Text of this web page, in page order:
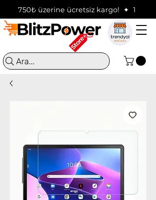
750₺ üzerine ücretsiz kargo!  ✦
Ara...